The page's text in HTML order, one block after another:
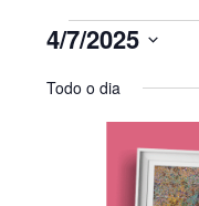
Eventos
for
04/07/2025
4/7/2025
Todo o dia